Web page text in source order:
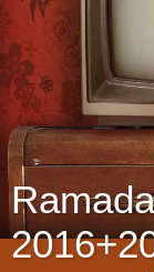
اعادة مسلسلات